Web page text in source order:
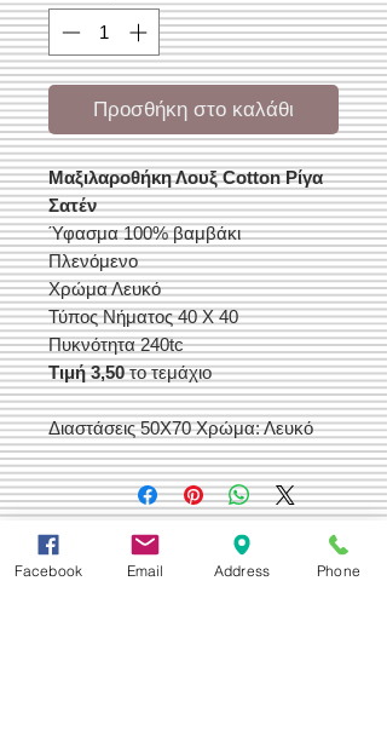
Προσθήκη στο καλάθι
Μαξιλαροθήκη Λουξ Cotton Ρίγα
Σατέν
Ύφασμα 100% βαμβάκι
Πλενόμενο
Χρώμα Λευκό
Τύπος Νήματος 40 Χ 40
Πυκνότητα 240tc
Τιμή 3,50το τεμάχιο
Διαστάσεις50Χ70 Χρώμα: Λευκό
Δεχόμαστε
Facebook Email Address Phone